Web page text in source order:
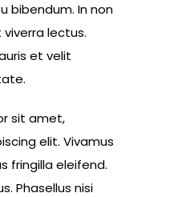
bibendum. In non
lectus.
et velit
sit amet,
elit. Vivamus
fringilla eleifend.
Phasellus nisi